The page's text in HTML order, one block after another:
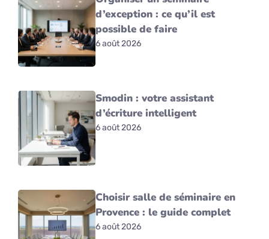
d’exception : ce qu’il est
possible de faire
6 août 2026
Smodin : votre assistant
d’écriture intelligent
6 août 2026
Choisir salle de séminaire en
Provence : le guide complet
6 août 2026